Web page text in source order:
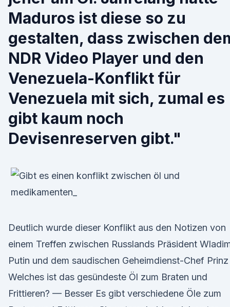
Maduros ist diese so zu
gestalten, dass zwischen
NDR Video Player und den
Venezuela-Konflikt für
Venezuela mit sich, zumal es
gibt kaum noch
Devisenreserven gibt."
Deutlich wurde dieser Konflikt aus den Notizen von
einem Treffen zwischen Russlands Präsident
Putin und dem saudischen Geheimdienst-Chef Prinz
Welches ist das gesündeste Öl zum Braten und
Frittieren? — Besser Es gibt verschiedene Öle zum